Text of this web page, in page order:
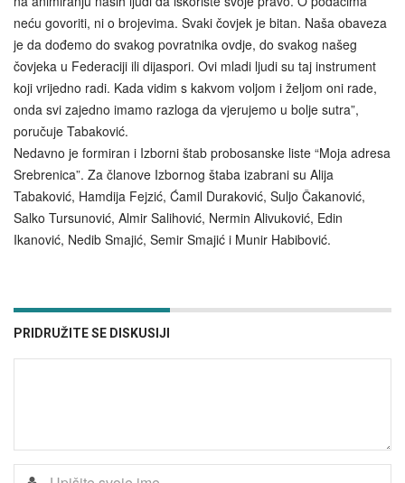
neću govoriti, ni o brojevima. Svaki čovjek je bitan. Naša obaveza
je da dođemo do svakog povratnika ovdje, do svakog našeg
čovjeka u Federaciji ili dijaspori. Ovi mladi ljudi su taj instrument
koji vrijedno radi. Kada vidim s kakvom voljom i željom oni rade,
onda svi zajedno imamo razloga da vjerujemo u bolje sutra”,
poručuje Tabaković.
Nedavno je formiran i Izborni štab probosanske liste “Moja adresa
Srebrenica”. Za članove Izbornog štaba izabrani su Alija
Tabaković, Hamdija Fejzić, Ćamil Duraković, Suljo Čakanović,
Salko Tursunović, Almir Salihović, Nermin Alivuković, Edin
Ikanović, Nedib Smajić, Semir Smajić i Munir Habibović.
PRIDRUŽITE SE DISKUSIJI